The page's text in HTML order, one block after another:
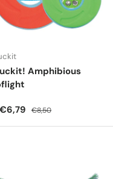
Amphibious
€6,79 Normaler Preis
€8,50